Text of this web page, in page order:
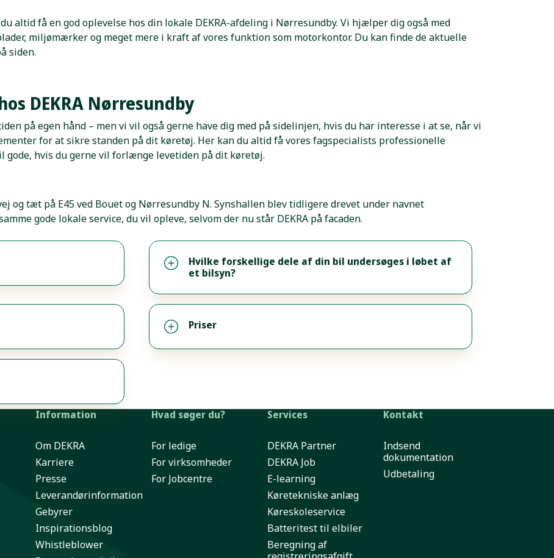
altid få en god oplevelse hos din lokale DEKRA-afdeling i Nørresundby. Vi hjælper dig også med
miljømærker og meget mere i kraft af vores funktion som motorkontor. Du kan finde de aktuelle
siden.
DEKRA Nørresundby
på egen hånd – men vi vil også gerne have dig med på sidelinjen, hvis du har interesse i at se, når vi
for at sikre standen på dit køretøj. Her kan du altid få vores fagspecialists professionelle
hvis du gerne vil forlænge levetiden på dit køretøj.
og tæt på E45 ved Bouet og Nørresundby N. Synshallen blev tidligere drevet under navnet
gode lokale service, du vil opleve, selvom der nu står DEKRA på facaden.
Hvilke forskellige dele af din bil undersøges i løbet af
et bilsyn?
Priser
Information
Om DEKRA
Karriere
Presse
Leverandørinformation
Gebyrer
Inspirationsblog
Whistleblower
Hvad søger du?
For ledige
For virksomheder
For Jobcentre
Services
DEKRA Partner
DEKRA Job
E-learning
Køretekniske anlæg
Køreskoleservice
Batteritest til elbiler
Beregning af
Kontakt
Indsend
dokumentation
Udbetaling